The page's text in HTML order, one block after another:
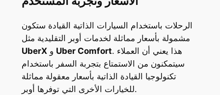
الرحلات باستخدام السيارات الذاتية القيادة ستكون
مشمولة بأسعار مماثلة لخدمات أوبر التقليدية مثل
UberX
Uber Comfort. هذا يعني أن العملاء
سيتمكنون من الاستمتاع بتجربة السفر باستخدام
تكنولوجيا القيادة الذاتية بأسعار معقولة مماثلة
للخيارات الأخرى التي توفرها أوبر.